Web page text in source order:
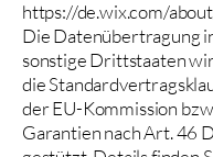
https://de.wix.com/
Die Datenübertragung
sonstige Drittstaaten
die
der EU-Kommission
Garantien nach Art. 46